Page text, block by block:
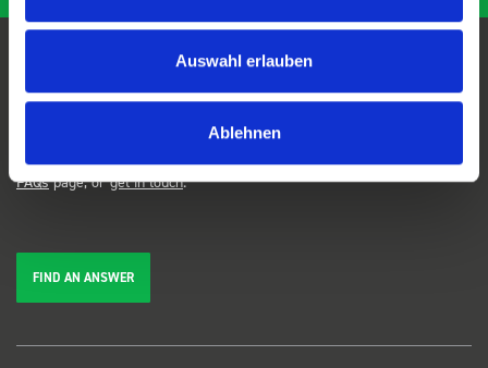
Auswahl erlauben
Ablehnen
FAQs
We're here to help. Can't find the answer you're looking for? View our
FAQspage, orget in touch.
FIND AN ANSWER